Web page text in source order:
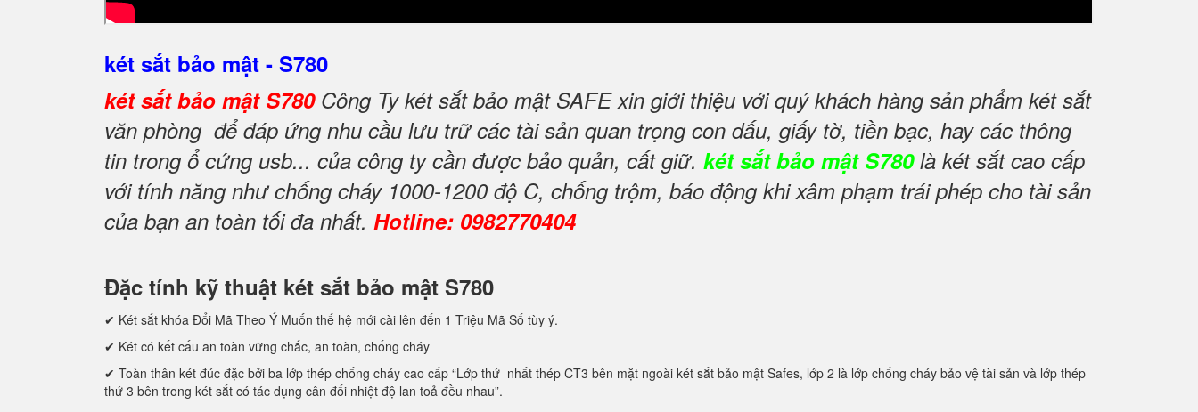
két sắt bảo mật - S780
két sắt bảo mật S780 Công Ty két sắt bảo mật SAFE xin giới thiệu với quý khách hàng sản phẩm két sắt
văn phòng để đáp ứng nhu cầu lưu trữ các tài sản quan trọng con dấu, giấy tờ, tiền bạc, hay các thông
tin trong ổ cứng usb... của công ty cần được bảo quản, cất giữ. két sắt bảo mật S780là két sắt cao cấp
với tính năng như chống cháy 1000-1200 độ C, chống trộm, báo động khi xâm phạm trái phép cho tài sản
của bạn an toàn tối đa nhất. Hotline: 0982770404
Đặc tính kỹ thuật két sắt bảo mật S780
✔ Két sắt khóa Đổi Mã Theo Ý Muốn thế hệ mới cài lên đến 1 Triệu Mã Số tùy ý.
✔ Két có kết cấu an toàn vững chắc, an toàn, chống cháy
✔ Toàn thân két đúc đặc bởi ba lớp thép chống cháy cao cấp “Lớp thứ nhất thép CT3 bên mặt ngoài két sắt bảo mật Safes, lớp 2 là lớp chống cháy bảo vệ tài sản và lớp thép
thứ 3 bên trong két sắt có tác dụng cân đối nhiệt độ lan toả đều nhau”.